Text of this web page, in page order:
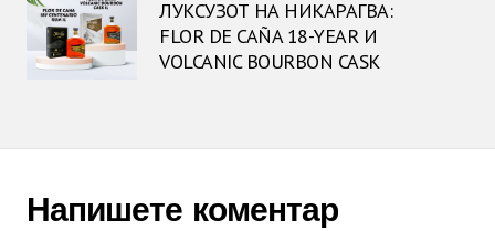
ЛУКСУЗОТ НА НИКАРАГВА:
FLOR DE CAÑA 18-YEAR И
VOLCANIC BOURBON CASK
Напишете коментар